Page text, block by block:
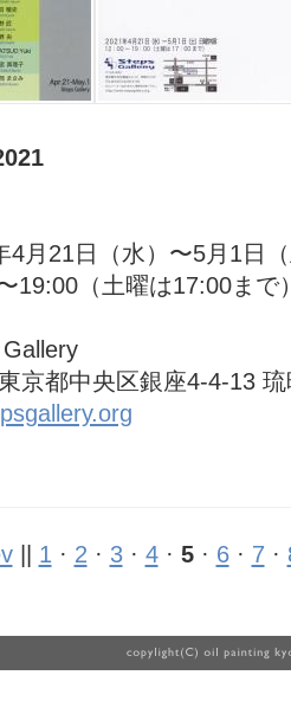
4月21日（水）〜5月1日
19:00（土曜は17:00まで
京都中央区銀座4-4-13 琉
|| 1 · 2 · 3· 4· 5· 6· 7 ·